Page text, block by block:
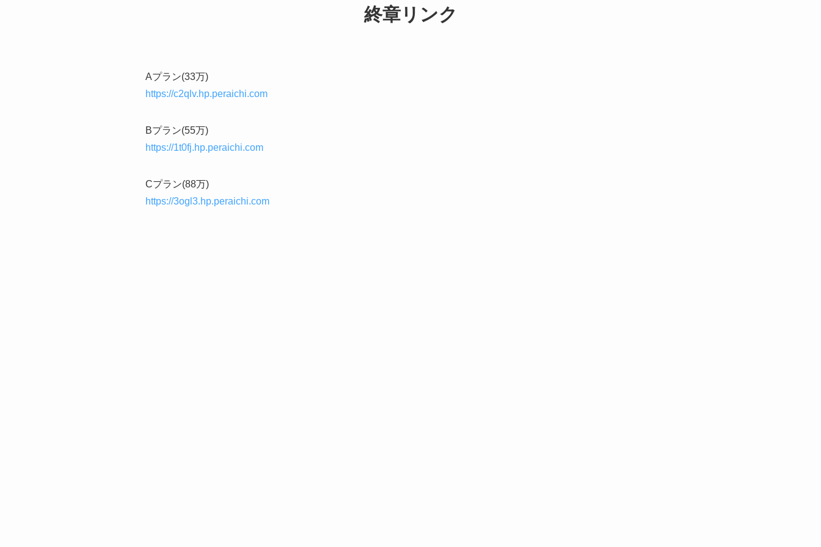
終章リンク
Aプラン(33万)
https://c2qlv.hp.peraichi.com
Bプラン(55万)
https://1t0fj.hp.peraichi.com
Cプラン(88万)
https://3ogl3.hp.peraichi.com